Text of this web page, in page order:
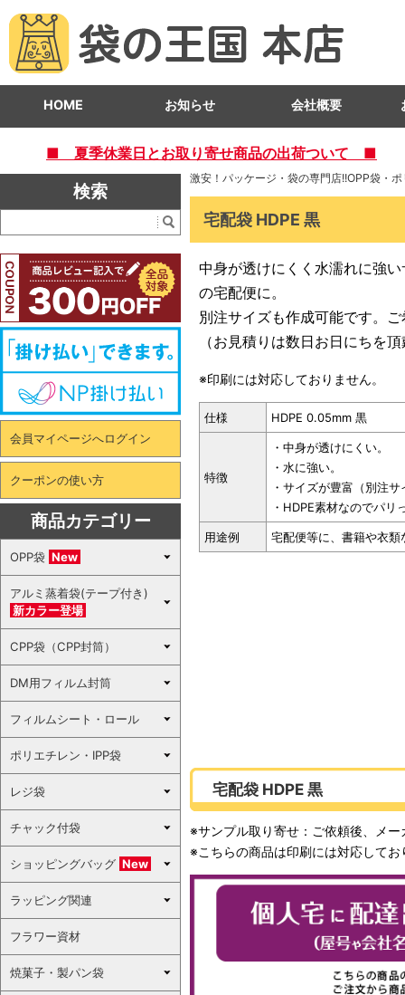
HOME お知らせ 会社概要
■ 夏季休業日とお取り寄せ商品の出荷ついて ■
激安！パッケージ・袋の専門店!!OPP袋・
宅配袋 HDPE 黒
中身が透けにくく水濡れに強
の宅配便に。
別注サイズも作成可能です。
（お見積りは数日お日にちを
※印刷には対応しておりません。
仕様 HDPE 0.05mm 黒
特徴
・中身が透けにくい。
・水に強い。
・サイズが豊富（別注
・HDPE素材なのでパ
用途例 宅配便等に、書籍や衣
宅配袋 HDPE 黒
※サンプル取り寄せ：ご依頼後、メ
※こちらの商品は印刷には対応してお
検索
会員マイページへログイン
クーポンの使い方
商品カテゴリー
OPP袋 New
アルミ蒸着袋(テープ付き)
新カラー登場
CPP袋（CPP封筒）
DM用フィルム封筒
フィルムシート・ロール
ポリエチレン・IPP袋
レジ袋
チャック付袋
ショッピングバッグ New
ラッピング関連
フラワー資材
焼菓子・製パン袋